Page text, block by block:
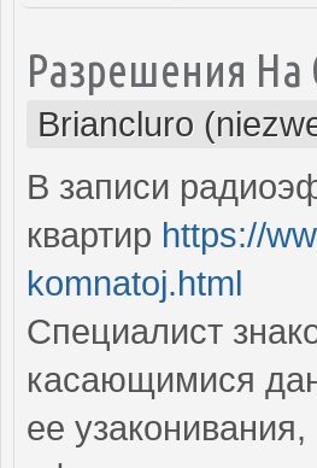
Разрешения На
Briancluro
В записи
квартир https://
komnatoj.html
Специалист
касающимися
ее